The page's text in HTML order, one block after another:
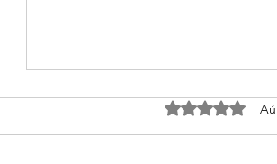
Obtuvo 0 de 5